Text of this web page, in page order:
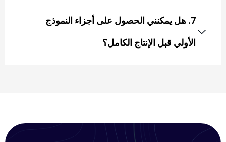
7. هل يمكنني الحصول على أجزاء النموذج
الأولي قبل الإنتاج الكامل؟